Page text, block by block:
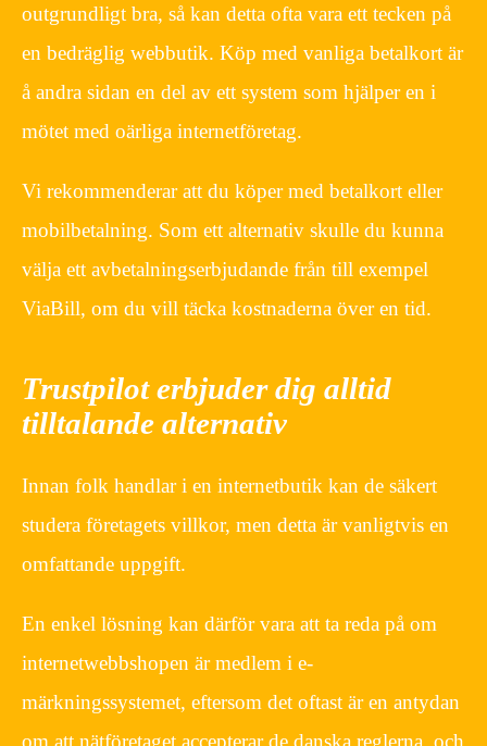
outgrundligt bra, så kan detta ofta vara ett tecken på
en bedräglig webbutik. Köp med vanliga betalkort är
å andra sidan en del av ett system som hjälper en i
mötet med oärliga internetföretag.
Vi rekommenderar att du köper med betalkort eller
mobilbetalning. Som ett alternativ skulle du kunna
välja ett avbetalningserbjudande från till exempel
ViaBill, om du vill täcka kostnaderna över en tid.
Trustpilot erbjuder dig alltid
tilltalande alternativ
Innan folk handlar i en internetbutik kan de säkert
studera företagets villkor, men detta är vanligtvis en
omfattande uppgift.
En enkel lösning kan därför vara att ta reda på om
internetwebbshopen är medlem i e-
märkningssystemet, eftersom det oftast är en antydan
om att nätföretaget accepterar de danska reglerna, och